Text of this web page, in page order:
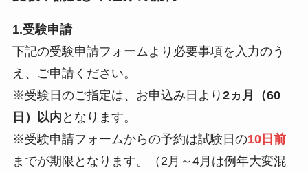
1.受験申請
下記の受験申請フォームより必要事項を入力のう
え、ご申請ください。
※受験日のご指定は、お申込み日より 2ヵ月（60
日）以内 となります。
※受験申請フォームからの予約は試験日の10日前
までが期限となります。（2月～4月は例年大変混